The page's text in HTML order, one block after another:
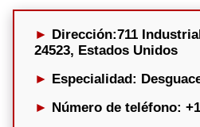
Dirección:711
24523, Estados Unidos
Especialidad:
Número de teléfono: